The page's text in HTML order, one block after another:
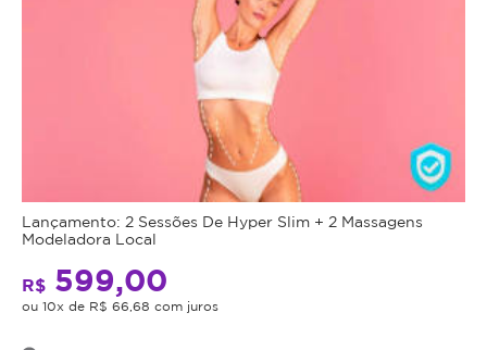
Lançamento: 2 Sessões De Hyper Slim + 2 Massagens
Modeladora Local
R$ 599,00
ou 10x de R$ 66,68 com juros